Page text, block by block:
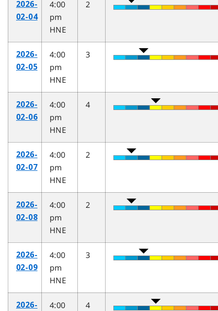
2026-
02-04
4:00
pm
HNE
2
2026-
02-05
4:00
pm
HNE
3
2026-
02-06
4:00
pm
HNE
4
2026-
02-07
4:00
pm
HNE
2
2026-
02-08
4:00
pm
HNE
2
2026-
02-09
4:00
pm
HNE
3
2026-
4:00
4